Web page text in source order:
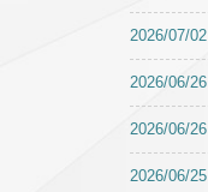
2026/07/02
2026/06/26
2026/06/26
2026/06/25